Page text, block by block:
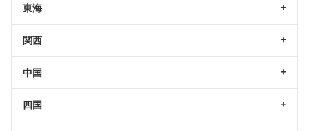
東海
関西
中国
四国